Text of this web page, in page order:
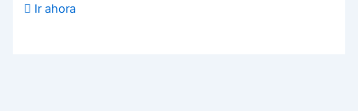
Ir ahora